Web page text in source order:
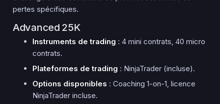
pertes spécifiques.
Advanced 25K
Instruments de trading : 4 mini contrats, 40 micro
contrats.
Plateformes de trading : NinjaTrader (incluse).
Options disponibles : Coaching 1-on-1, licence
NinjaTrader incluse.